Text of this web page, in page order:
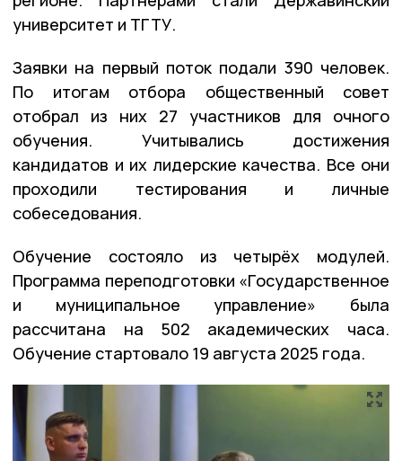
университет и ТГТУ.
Заявки на первый поток подали 390 человек.
По итогам отбора общественный совет
отобрал из них 27 участников для очного
обучения. Учитывались достижения
кандидатов и их лидерские качества. Все они
проходили тестирования и личные
собеседования.
Обучение состояло из четырёх модулей.
Программа переподготовки «Государственное
и муниципальное управление» была
рассчитана на 502 академических часа.
Обучение стартовало 19 августа 2025 года.